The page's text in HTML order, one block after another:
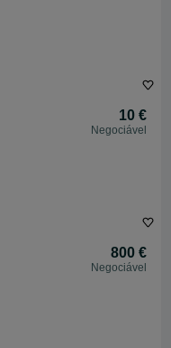
10 €
Negociável
800 €
Negociável